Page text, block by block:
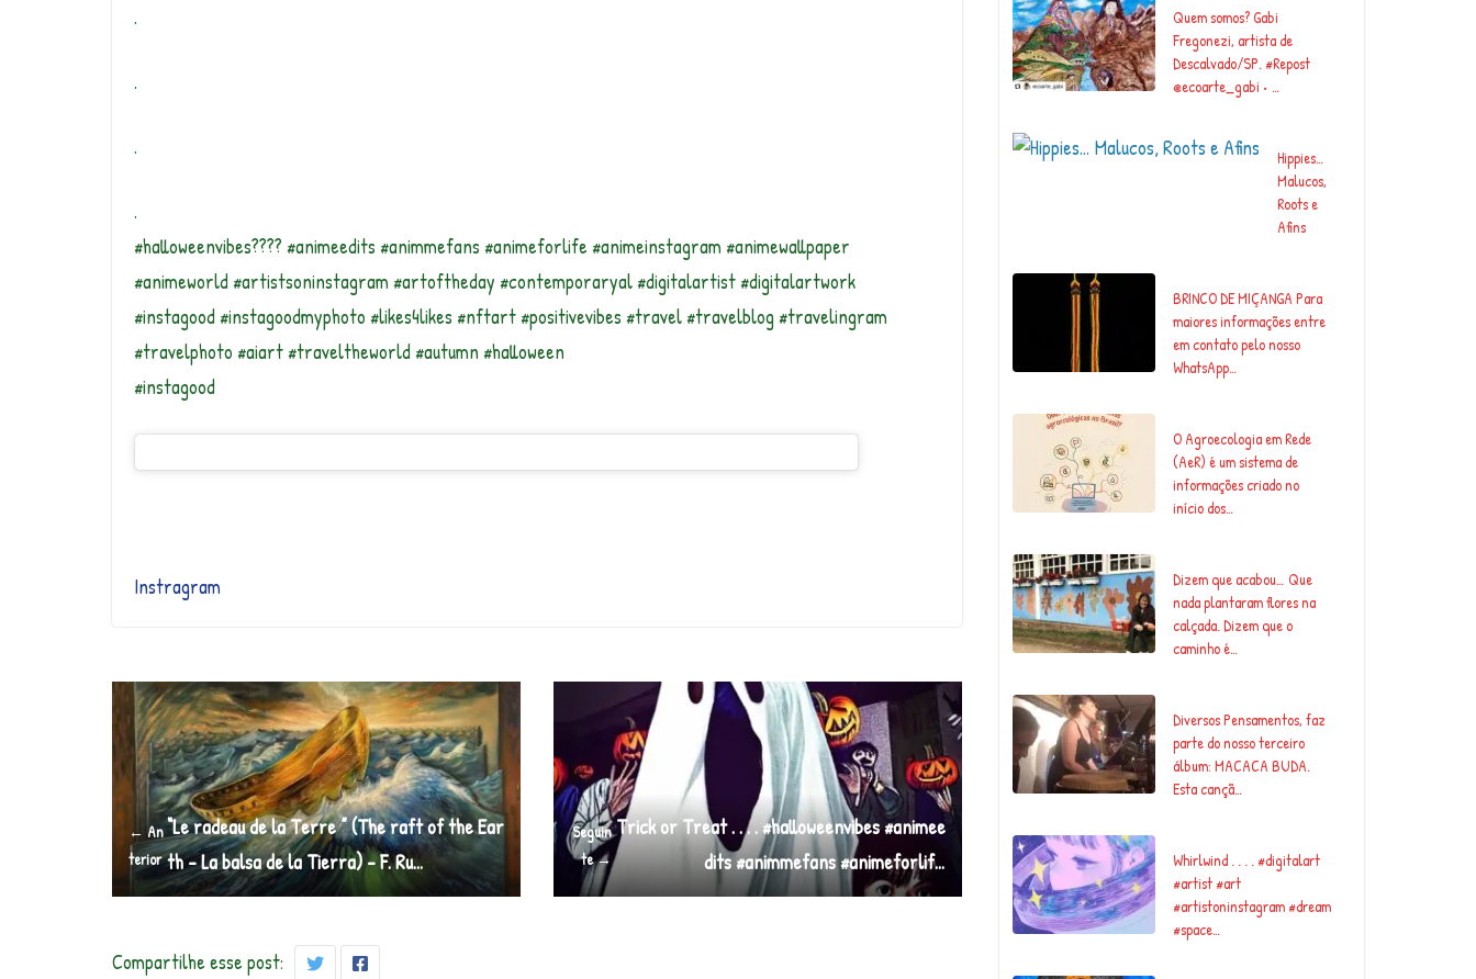
.
.
.
.
#halloweenvibes???? #animeedits #animmefans #animeforlife #animeinstagram #animewallpaper
#animeworld #artistsoninstagram #artoftheday #contemporaryal #digitalartist #digitalartwork
#instagood #instagoodmyphoto #likes4likes #nftart #positivevibes #travel #travelblog #travelingram
#travelphoto #aiart #traveltheworld #autumn #halloween
#instagood
Instragram
← An
terior
“Le radeau de la Terre ” (The raft of the Ear
th – La balsa de la Tierra) – F. Ru…
Seguin
te →
Trick or Treat . . . . #halloweenvibes #animee
dits #animmefans #animeforlif…
Compartilhe esse post:
Quem somos? Gabi
Fregonezi, artista de
Descalvado/SP. #Repost
@ecoarte_gabi • …
Hippies…
Malucos,
Roots e
Afins
BRINCO DE MIÇANGA Para
maiores informações entre
em contato pelo nosso
WhatsApp…
O Agroecologia em Rede
(AeR) é um sistema de
informações criado no
início dos…
Dizem que acabou… Que
nada plantaram flores na
calçada. Dizem que o
caminho é…
Diversos Pensamentos, faz
parte do nosso terceiro
álbum: MACACA BUDA.
Esta cançã…
Whirlwind . . . . #digitalart
#artist #art
#artistoninstagram #dream
#space…